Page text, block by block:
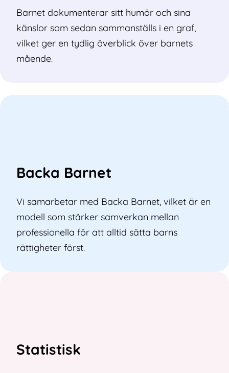
Barnet dokumenterar sitt humör och sina
känslor som sedan sammanställs i en graf,
vilket ger en tydlig överblick över barnets
mående.
Backa Barnet
Vi samarbetar med Backa Barnet, vilket är en
modell som stärker samverkan mellan
professionella för att alltid sätta barns
rättigheter först.
Statistisk